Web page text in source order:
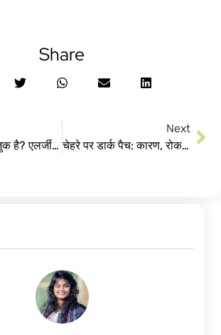
Share
आपकी त्वचा नाज़ुक है? एलर्जी को कहें अलविदा !
Next
चेहरे पर डार्क पैच: कारण, रोकथाम और उपचार